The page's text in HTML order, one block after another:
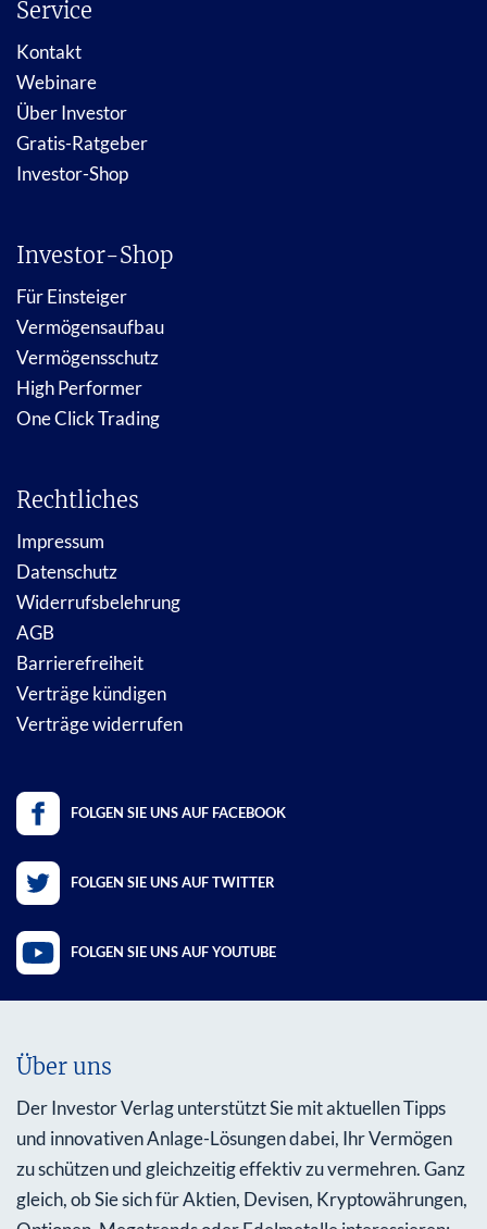
Service
Kontakt
Webinare
Über Investor
Gratis-Ratgeber
Investor-Shop
Investor-Shop
Für Einsteiger
Vermögensaufbau
Vermögensschutz
High Performer
One Click Trading
Rechtliches
Impressum
Datenschutz
Widerrufsbelehrung
AGB
Barrierefreiheit
Verträge kündigen
Verträge widerrufen
FOLGEN SIE UNS AUF FACEBOOK
FOLGEN SIE UNS AUF TWITTER
FOLGEN SIE UNS AUF YOUTUBE
Über uns
Der Investor Verlag unterstützt Sie mit aktuellen Tipps
und innovativen Anlage-Lösungen dabei, Ihr Vermögen
zu schützen und gleichzeitig effektiv zu vermehren. Ganz
gleich, ob Sie sich für Aktien, Devisen, Kryptowährungen,